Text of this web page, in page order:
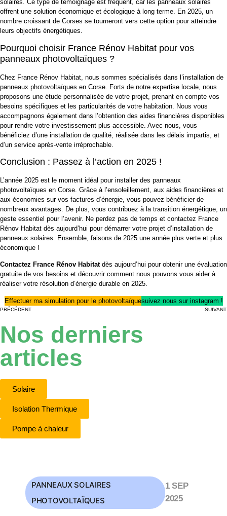
solaires. Ce type de témoignage est fréquent, car les panneaux solaires
offrent une solution économique et écologique à long terme. En 2025, un
nombre croissant de Corses se tourneront vers cette option pour atteindre
leurs objectifs énergétiques.
Pourquoi choisir France Rénov Habitat pour vos
panneaux photovoltaïques ?
Chez France Rénov Habitat, nous sommes spécialisés dans l’installation de
panneaux photovoltaïques en Corse. Forts de notre expertise locale, nous
proposons une étude personnalisée de votre projet, prenant en compte vos
besoins spécifiques et les particularités de votre habitation. Nous vous
accompagnons également dans l’obtention des aides financières disponibles
pour rendre votre investissement plus accessible. Avec nous, vous
bénéficiez d’une installation de qualité, réalisée dans les délais impartis, et
d’un service après-vente irréprochable.
Conclusion : Passez à l’action en 2025 !
L’année 2025 est le moment idéal pour installer des panneaux
photovoltaïques en Corse. Grâce à l’ensoleillement, aux aides financières et
aux économies sur vos factures d’énergie, vous pouvez bénéficier de
nombreux avantages. De plus, vous contribuez à la transition énergétique, un
geste essentiel pour l’avenir. Ne perdez pas de temps et contactez France
Rénov Habitat dès aujourd’hui pour démarrer votre projet d’installation de
panneaux solaires. Ensemble, faisons de 2025 une année plus verte et plus
économique !
Contactez France Rénov Habitatdès aujourd’hui pour obtenir une évaluation
gratuite de vos besoins et découvrir comment nous pouvons vous aider à
réaliser votre résolution d’énergie durable en 2025.
Effectuer ma simulation pour le photovoltaïquesuivez nous sur instagram !
PRÉCÉDENT SUIVANT
Nos derniers
articles
Solaire
Isolation Thermique
Pompe à chaleur
PANNEAUX SOLAIRES
PHOTOVOLTAÏQUES
1 SEP
2025